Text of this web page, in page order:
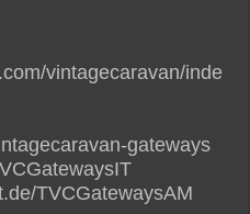
vintagecaravan/inde
gateways
TVCGatewaysAM